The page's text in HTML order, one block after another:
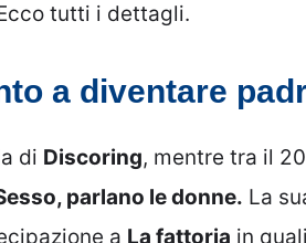
tutti i dettagli.
a diventare
di Discoring, mentre tra il
parlano le donne. La
a La fattoria in